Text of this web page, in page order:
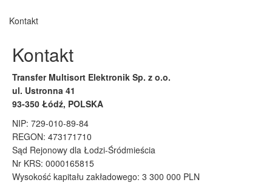
Kontakt
Kontakt
Transfer Multisort Elektronik Sp. z o.o.
ul. Ustronna 41
93-350 Łódź, POLSKA
NIP: 729-010-89-84
REGON: 473171710
Sąd Rejonowy dla Łodzi-Śródmieścia
Nr KRS: 0000165815
Wysokość kapitału zakładowego: 3 300 000 PLN